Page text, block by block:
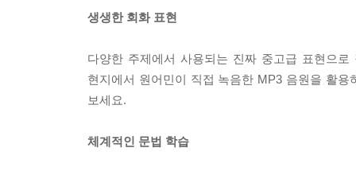
생생한 회화 표현
다양한 주제에서 사용되는 진짜 중고급 표현으
현지에서 원어민이 직접 녹음한 MP3 음원을 활
보세요.
체계적인 문법 학습